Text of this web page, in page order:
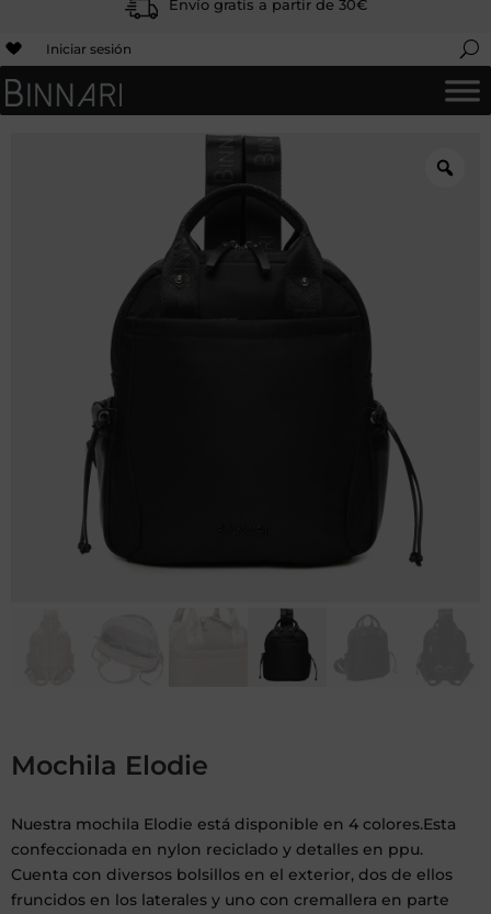
Envío gratis a partir de 30€
Iniciar sesión
Mochila Elodie
Nuestra mochila Elodie está disponible en 4 colores.Esta
confeccionada en nylon reciclado y detalles en ppu.
Cuenta con diversos bolsillos en el exterior, dos de ellos
fruncidos en los laterales y uno con cremallera en parte